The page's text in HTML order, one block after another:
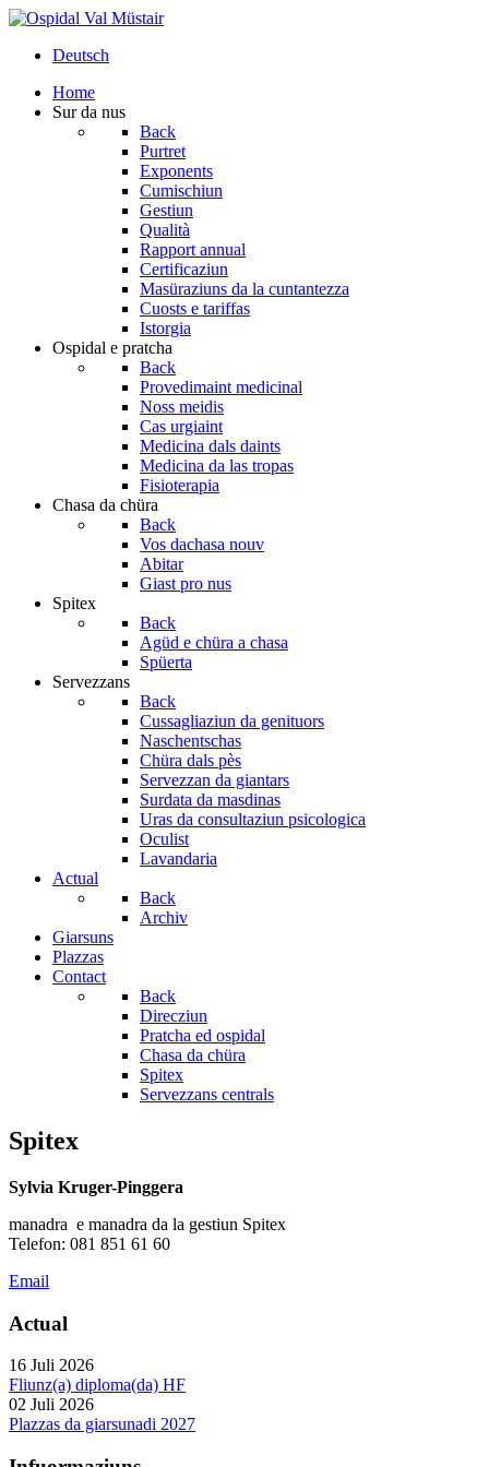
Deutsch
Home
Sur da nus
Back
Purtret
Exponents
Cumischiun
Gestiun
Qualità
Rapport annual
Certificaziun
Masüraziuns da la cuntantezza
Cuosts e tariffas
Istorgia
Ospidal e pratcha
Back
Provedimaint medicinal
Noss meidis
Cas urgiaint
Medicina dals daints
Medicina da las tropas
Fisioterapia
Chasa da chüra
Back
Vos dachasa nouv
Abitar
Giast pro nus
Spitex
Back
Agüd e chüra a chasa
Spüerta
Servezzans
Back
Cussagliaziun da genituors
Naschentschas
Chüra dals pès
Servezzan da giantars
Surdata da masdinas
Uras da consultaziun psicologica
Oculist
Lavandaria
Actual
Back
Archiv
Giarsuns
Plazzas
Contact
Back
Direcziun
Pratcha ed ospidal
Chasa da chüra
Spitex
Servezzans centrals
Spitex
Sylvia Kruger-Pinggera
manadra e manadra da la gestiun Spitex
Telefon: 081 851 61 60
Email
Actual
16 Juli 2026
Fliunz(a) diploma(da) HF
02 Juli 2026
Plazzas da giarsunadi 2027